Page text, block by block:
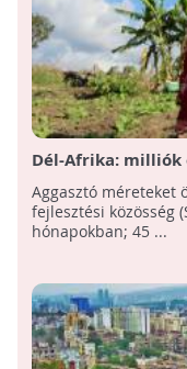
Dél-Afrika: milliók
tartó aszály
Aggasztó méreteket
fejlesztési közösség
hónapokban; 45 ...